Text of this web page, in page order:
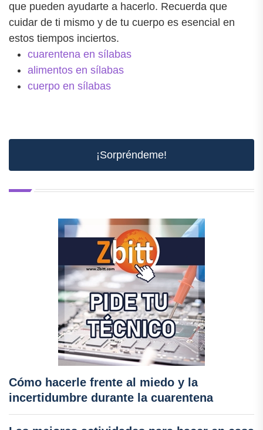
que pueden ayudarte a hacerlo. Recuerda que
cuidar de ti mismo y de tu cuerpo es esencial en
estos tiempos inciertos.
cuarentena en sílabas
alimentos en sílabas
cuerpo en sílabas
¡Sorpréndeme!
Cómo hacerle frente al miedo y la
incertidumbre durante la cuarentena